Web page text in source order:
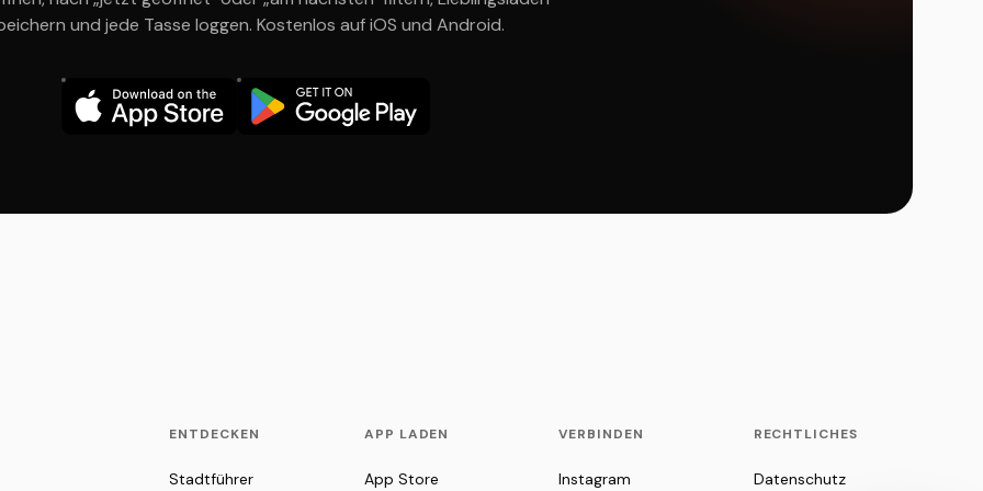
und jede Tasse loggen. Kostenlos auf iOS und Android.
ENTDECKEN
Stadtführer
APP LADEN
App Store
VERBINDEN
Instagram
RECHTLICHES
Datenschutz